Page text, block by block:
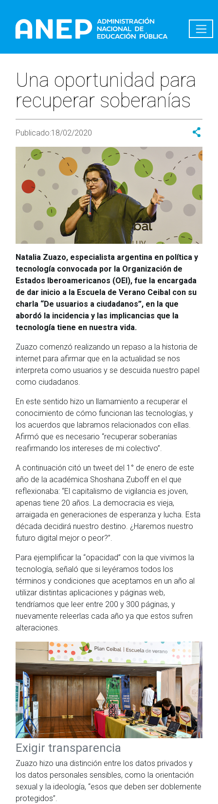
Una oportunidad para
recuperar soberanías
Publicado:18/02/2020
Natalia Zuazo, especialista argentina en política y
tecnología convocada por la Organización de
Estados Iberoamericanos (OEI), fue la encargada
de dar inicio a la Escuela de Verano Ceibal con su
charla “De usuarios a ciudadanos”, en la que
abordó la incidencia y las implicancias que la
tecnología tiene en nuestra vida.
Zuazo comenzó realizando un repaso a la historia de
internet para afirmar que en la actualidad se nos
interpreta como usuarios y se descuida nuestro papel
como ciudadanos.
En este sentido hizo un llamamiento a recuperar el
conocimiento de cómo funcionan las tecnologías, y
los acuerdos que labramos relacionados con ellas.
Afirmó que es necesario “recuperar soberanías
reafirmando los intereses de mi colectivo”.
A continuación citó un tweet del 1° de enero de este
año de la académica Shoshana Zuboff en el que
reflexionaba: “El capitalismo de vigilancia es joven,
apenas tiene 20 años. La democracia es vieja,
arraigada en generaciones de esperanza y lucha. Esta
década decidirá nuestro destino. ¿Haremos nuestro
futuro digital mejor o peor?”.
Para ejemplificar la “opacidad” con la que vivimos la
tecnología, señaló que si leyéramos todos los
términos y condiciones que aceptamos en un año al
utilizar distintas aplicaciones y páginas web,
tendríamos que leer entre 200 y 300 páginas, y
nuevamente releerlas cada año ya que estos sufren
alteraciones.
Exigir transparencia
Zuazo hizo una distinción entre los datos privados y
los datos personales sensibles, como la orientación
sexual y la ideología, “esos que deben ser doblemente
protegidos”.